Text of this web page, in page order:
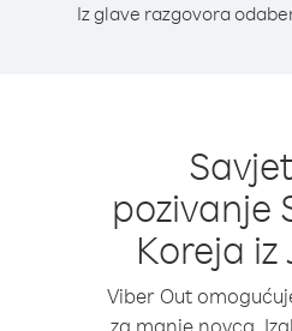
Iz glave razgovora
pozivanje
Koreja iz
Viber Out
za manje novca.